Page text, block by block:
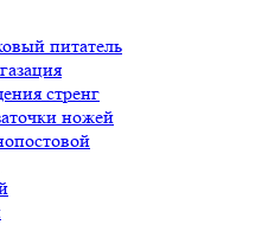
питатель
стренг
ножей